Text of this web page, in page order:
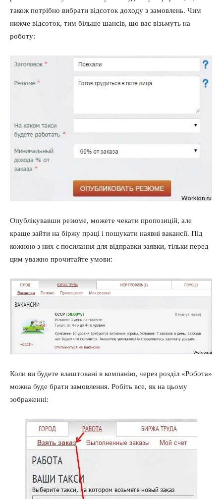
також потрібно вибрати відсоток доходу з замовлень. Чим
нижче відсоток, тим більше шансів, що вас візьмуть на
роботу:
Опублікувавши резюме, можете чекати пропозицій, але
краще зайти на біржу праці і пошукати наявні вакансії. Під
кожною з них є посилання для відправки заявки, тільки перед
цим уважно прочитайте умови:
Коли ви будете влаштовані в компанію, через розділ «Робота»
можна буде брати замовлення. Робіть все, як на цьому
зображенні: